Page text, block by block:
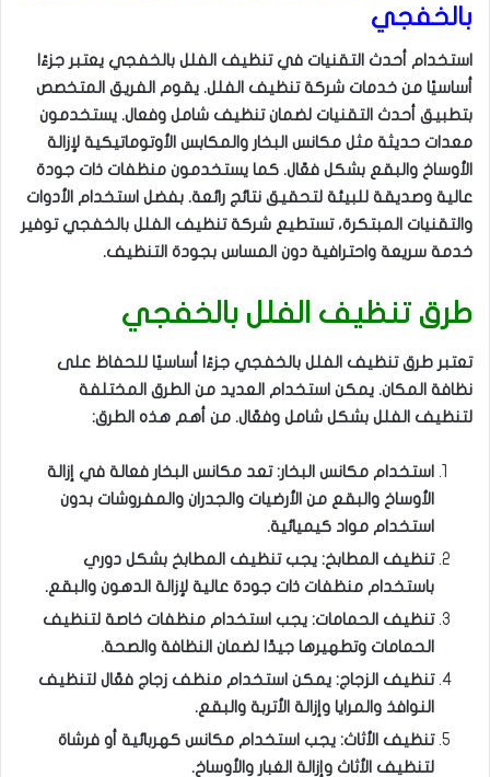
بالخفجي
استخدام أحدث التقنيات في تنظيف الفلل بالخفجي يعتبر جزءًا
أساسيًا من خدمات شركة تنظيف الفلل. يقوم الفريق المتخصص
بتطبيق أحدث التقنيات لضمان تنظيف شامل وفعال. يستخدمون
معدات حديثة مثل مكانس البخار والمكابس الأوتوماتيكية لإزالة
الأوساخ والبقع بشكل فعّال. كما يستخدمون منظفات ذات جودة
عالية وصديقة للبيئة لتحقيق نتائج رائعة. بفضل استخدام الأدوات
والتقنيات المبتكرة، تستطيع شركة تنظيف الفلل بالخفجي توفير
خدمة سريعة واحترافية دون المساس بجودة التنظيف.
طرق تنظيف الفلل بالخفجي
تعتبر طرق تنظيف الفلل بالخفجي جزءًا أساسيًا للحفاظ على
نظافة المكان. يمكن استخدام العديد من الطرق المختلفة
لتنظيف الفلل بشكل شامل وفعّال. من أهم هذه الطرق:
استخدام مكانس البخار: تعد مكانس البخار فعالة في إزالة
الأوساخ والبقع من الأرضيات والجدران والمفروشات بدون
استخدام مواد كيميائية.
تنظيف المطابخ: يجب تنظيف المطابخ بشكل دوري
باستخدام منظفات ذات جودة عالية لإزالة الدهون والبقع.
تنظيف الحمامات: يجب استخدام منظفات خاصة لتنظيف
الحمامات وتطهيرها جيدًا لضمان النظافة والصحة.
تنظيف الزجاج: يمكن استخدام منظف زجاج فعّال لتنظيف
النوافذ والمرايا وإزالة الأتربة والبقع.
تنظيف الأثاث: يجب استخدام مكانس كهربائية أو فرشاة
لتنظيف الأثاث وإزالة الغبار والأوساخ.